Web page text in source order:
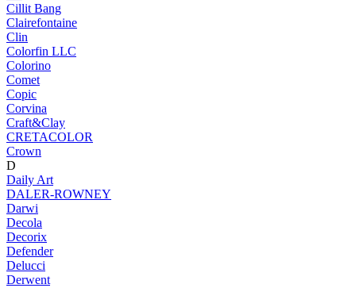
Cillit Bang
Clairefontaine
Clin
Colorfin LLC
Colorino
Comet
Copic
Corvina
Craft&Clay
CRETACOLOR
Crown
D
Daily Art
DALER-ROWNEY
Darwi
Decola
Decorix
Defender
Delucci
Derwent